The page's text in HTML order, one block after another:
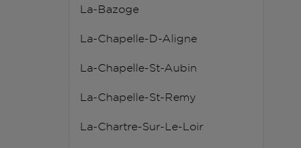
La-Bazoge
La-Chapelle-D-Aligne
La-Chapelle-St-Aubin
La-Chapelle-St-Remy
La-Chartre-Sur-Le-Loir